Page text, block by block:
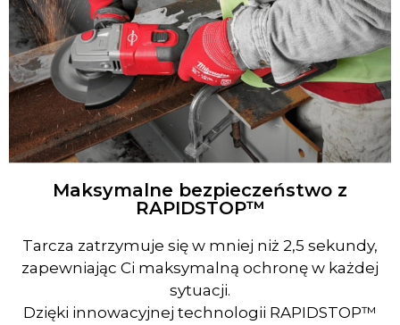
Maksymalne bezpieczeństwo z
RAPIDSTOP™
Tarcza zatrzymuje się w mniej niż 2,5 sekundy,
zapewniając Ci maksymalną ochronę w każdej
sytuacji.
Dzięki innowacyjnej technologii RAPIDSTOP™